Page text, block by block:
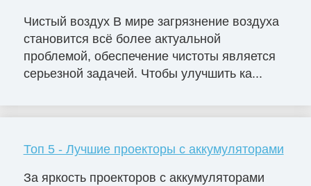
Чистый воздух В мире загрязнение воздуха
становится всё более актуальной
проблемой, обеспечение чистоты является
серьезной задачей. Чтобы улучшить ка...
Топ 5 - Лучшие проекторы с аккумуляторами
За яркость проекторов с аккумуляторами